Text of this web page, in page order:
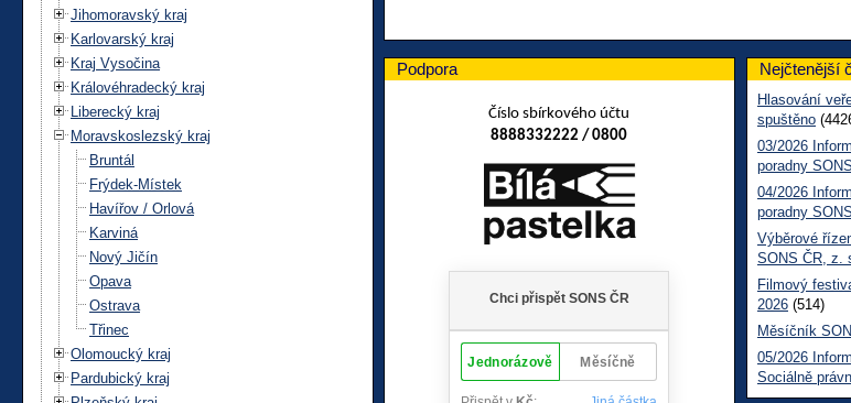
Jihomoravský kraj
Karlovarský kraj
Kraj Vysočina
Královéhradecký kraj
Liberecký kraj
Moravskoslezský kraj
Bruntál
Frýdek-Místek
Havířov / Orlová
Karviná
Nový Jičín
Opava
Ostrava
Třinec
Olomoucký kraj
Pardubický kraj
Podpora
Číslo sbírkového účtu
8888332222 / 0800
Nejčtenější
Hlasování
spuštěno
03/2026
poradny
04/2026
poradny
Výběrové
SONS ČR, z.
Filmový
2026 (514)
Měsíčník
05/2026
Sociálně